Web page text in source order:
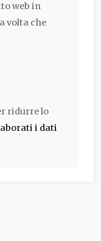
web in
volta che
ridurre lo
i dati